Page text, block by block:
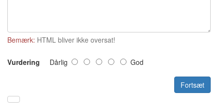
Bemærk: HTML bliver ikke oversat!
Vurdering Dårlig God
Fortsæt